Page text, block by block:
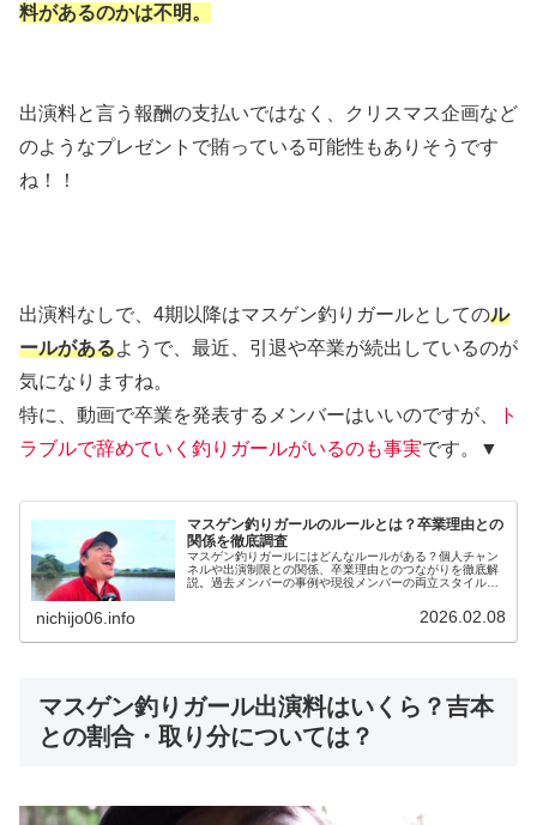
料があるのかは不明。
出演料と言う報酬の支払いではなく、クリスマス企画など
のようなプレゼントで賄っている可能性もありそうです
ね！！
出演料なしで、4期以降はマスゲン釣りガールとしてのル
ールがあるようで、最近、引退や卒業が続出しているのが
気になりますね。
特に、動画で卒業を発表するメンバーはいいのですが、
ト
ラブルで辞めていく釣りガールがいるのも事実です。▼
マスゲン釣りガールのルールとは？卒業理由との
関係を徹底調査
マスゲン釣りガールにはどんなルールがある？個人チャン
ネルや出演制限との関係、卒業理由とのつながりを徹底解
説。過去メンバーの事例や現役メンバーの両立スタイルか
nichijo06.info 2026.02.08
マスゲン釣りガール出演料はいくら？吉本
との割合・取り分については？